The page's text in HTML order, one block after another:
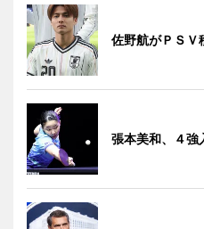
佐野航がＰＳ
張本美和、４強